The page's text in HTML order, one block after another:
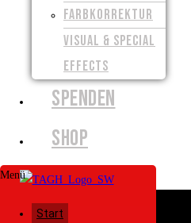
FARBKORREKTUR
VISUAL & SPECIAL
EFFECTS
SPENDEN
SHOP
Menü
Start